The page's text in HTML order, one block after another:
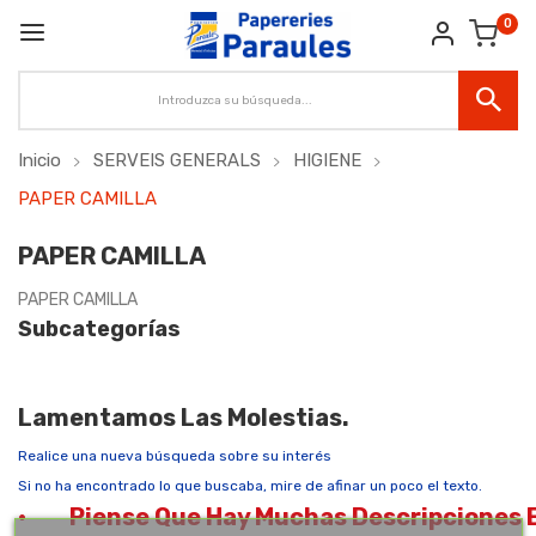
0
Inicio SERVEIS GENERALS
HIGIENE
PAPER CAMILLA
PAPER CAMILLA
PAPER CAMILLA
Subcategorías
Lamentamos Las Molestias.
Realice una nueva búsqueda sobre su interés
Si no ha encontrado lo que buscaba, mire de afinar un poco el texto.
·
Piense Que Hay Muchas